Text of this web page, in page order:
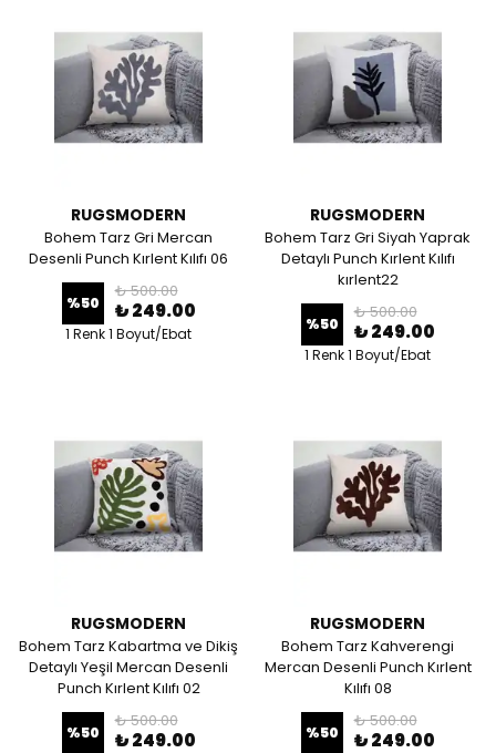
RUGSMODERN
Bohem Tarz Gri Mercan
Desenli Punch Kırlent Kılıfı 06
%50
₺ 500.00
₺ 249.00
1 Renk 1 Boyut/Ebat
RUGSMODERN
Bohem Tarz Gri Siyah Yaprak
Detaylı Punch Kırlent Kılıfı
kırlent22
%50
₺ 500.00
₺ 249.00
1 Renk 1 Boyut/Ebat
RUGSMODERN
Bohem Tarz Kabartma ve Dikiş
Detaylı Yeşil Mercan Desenli
Punch Kırlent Kılıfı 02
%50
₺ 500.00
₺ 249.00
RUGSMODERN
Bohem Tarz Kahverengi
Mercan Desenli Punch Kırlent
Kılıfı 08
%50
₺ 500.00
₺ 249.00